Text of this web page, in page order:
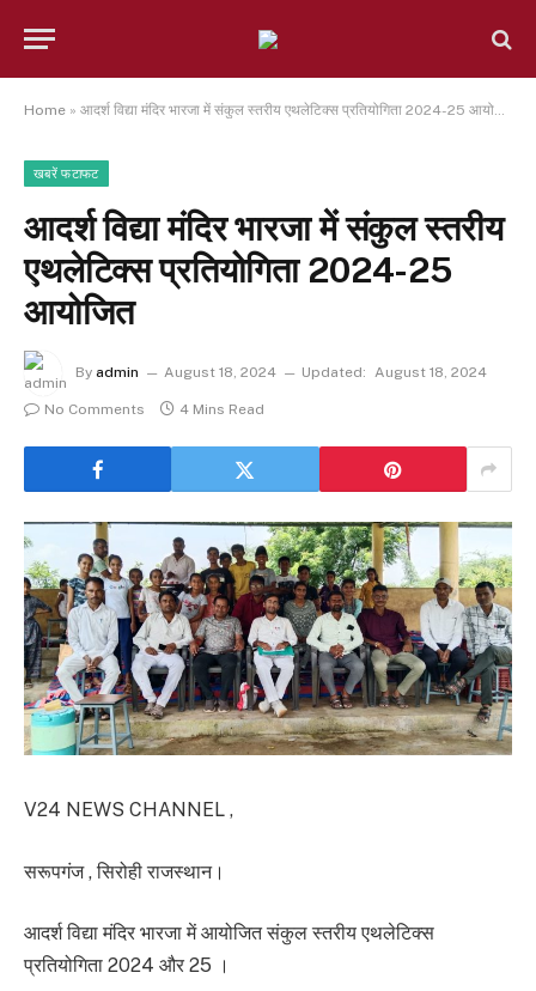
Home » आदर्श विद्या मंदिर भारजा में संकुल स्तरीय एथलेटिक्स प्रतियोगिता 2024-25 आयोजित
खबरें फटाफट
आदर्श विद्या मंदिर भारजा में संकुल स्तरीय
एथलेटिक्स प्रतियोगिता 2024-25
आयोजित
By admin August 18, 2024 Updated: August 18, 2024
No Comments 4 Mins Read
V24 NEWS CHANNEL ,
सरूपगंज , सिरोही राजस्थान।
आदर्श विद्या मंदिर भारजा में आयोजित संकुल स्तरीय एथलेटिक्स
प्रतियोगिता 2024 और 25 ।